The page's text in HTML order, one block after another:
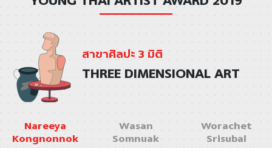
สาขาศิลปะ 3 มิติ
THREE DIMENSIONAL ART
Nareeya
Kongnonnok
Wasan
Somnuak
Worachet
Srisubal